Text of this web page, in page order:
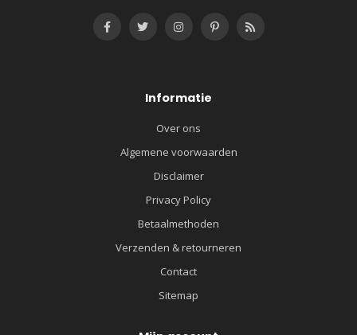
Informatie
Over ons
Algemene voorwaarden
Disclaimer
Privacy Policy
Betaalmethoden
Verzenden & retourneren
Contact
Sitemap